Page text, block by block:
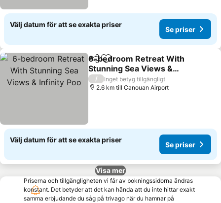
Välj datum för att se exakta priser
Se priser
Dela Lägg till i Mina Favoriter
6-bedroom Retreat With
Stunning Sea Views &
Infinity Poo
/
Inget betyg tillgängligt
2.6 km till Canouan Airport
Välj datum för att se exakta priser
Se priser
Visa mer
Priserna och tillgängligheten vi får av bokningssidorna ändras
konstant. Det betyder att det kan hända att du inte hittar exakt
samma erbjudande du såg på trivago när du hamnar på